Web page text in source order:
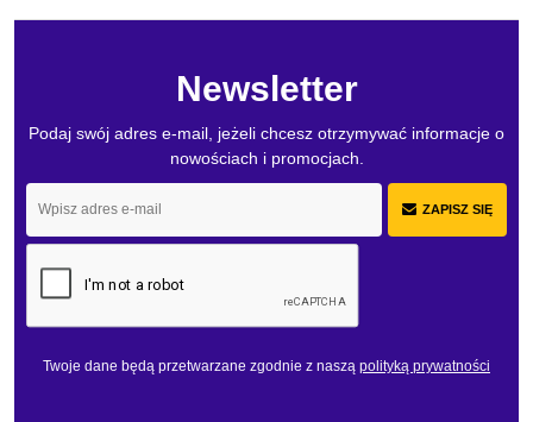
Newsletter
Podaj swój adres e-mail, jeżeli chcesz otrzymywać informacje o
nowościach i promocjach.
ZAPISZ SIĘ
Twoje dane będą przetwarzane zgodnie z naszą polityką prywatności